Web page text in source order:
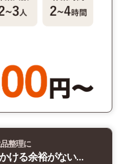
整理に
ける余裕がない…